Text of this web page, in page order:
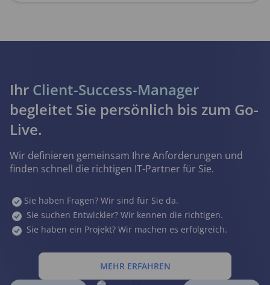
Ihr Client-Success-Manager
begleitet Sie persönlich bis zum Go-
Live.
Wir definieren gemeinsam Ihre Anforderungen und
finden schnell die richtigen IT-Partner für Sie.
Sie haben Fragen? Wir sind für Sie da.
Sie suchen Entwickler? Wir kennen die richtigen.
Sie haben ein Projekt? Wir machen es erfolgreich.
TERMIN BUCHEN
MEHR ERFAHREN